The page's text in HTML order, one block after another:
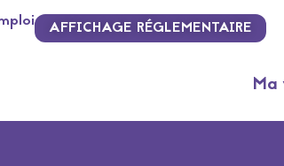
AFFICHAGE RÉGLEMENTAIRE
Ma